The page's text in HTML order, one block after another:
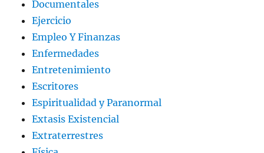
Documentales
Ejercicio
Empleo Y Finanzas
Enfermedades
Entretenimiento
Escritores
Espiritualidad y Paranormal
Extasis Existencial
Extraterrestres